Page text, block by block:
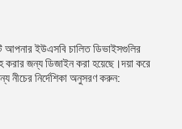
আপনার ইউএসবি চালিত ডিভাইসগুলির
করার জন্য ডিজাইন করা হয়েছে।দয়া করে
নীচের নির্দেশিকা অনুসরণ করুন: